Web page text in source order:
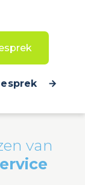
van